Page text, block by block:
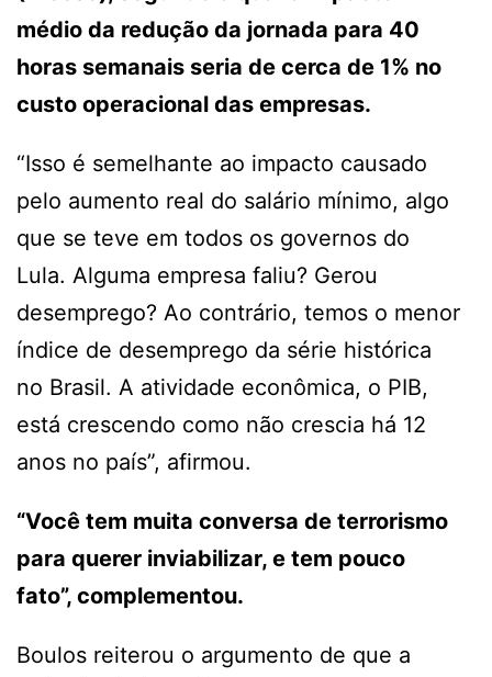
médio da redução da jornada para 40
horas semanais seria de cerca de 1% no
custo operacional das empresas.
“Isso é semelhante ao impacto causado
pelo aumento real do salário mínimo, algo
que se teve em todos os governos do
Lula. Alguma empresa faliu? Gerou
desemprego? Ao contrário, temos o menor
índice de desemprego da série histórica
no Brasil. A atividade econômica, o PIB,
está crescendo como não crescia há 12
anos no país”, afirmou.
“Você tem muita conversa de terrorismo
para querer inviabilizar, e tem pouco
fato”, complementou.
Boulos reiterou o argumento de que a